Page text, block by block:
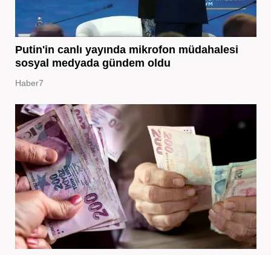
Putin'in canlı yayında mikrofon müdahalesi
sosyal medyada gündem oldu
Haber7